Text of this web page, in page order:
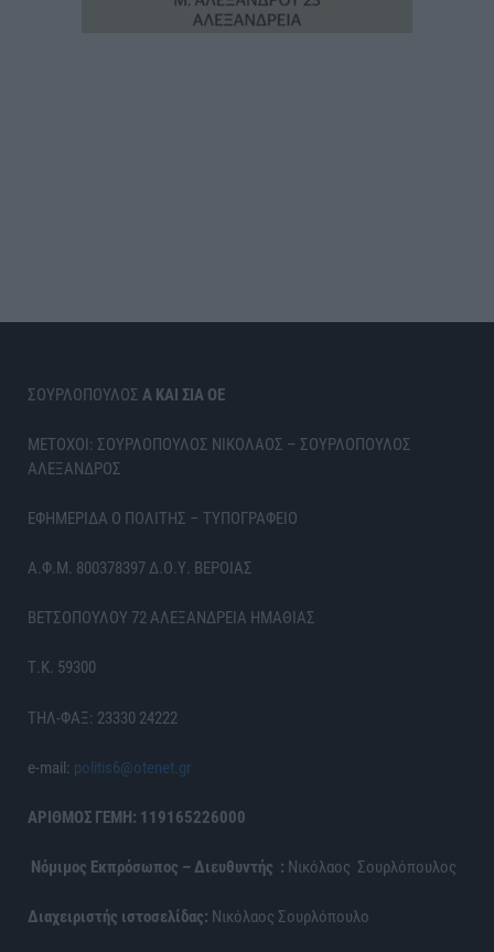
ΣΟΥΡΛΟΠΟΥΛΟΣ Α ΚΑΙ ΣΙΑ ΟΕ
ΜΕΤΟΧΟΙ: ΣΟΥΡΛΟΠΟΥΛΟΣ ΝΙΚΟΛΑΟΣ – ΣΟΥΡΛΟΠΟΥΛΟΣ
ΑΛΕΞΑΝΔΡΟΣ
ΕΦΗΜΕΡΙΔΑ Ο ΠΟΛΙΤΗΣ – ΤΥΠΟΓΡΑΦΕΙΟ
Α.Φ.Μ. 800378397 Δ.Ο.Υ. ΒΕΡΟΙΑΣ
ΒΕΤΣΟΠΟΥΛΟΥ 72 ΑΛΕΞΑΝΔΡΕΙΑ ΗΜΑΘΙΑΣ
Τ.Κ. 59300
ΤΗΛ-ΦΑΞ: 23330 24222
e-mail: politis6@otenet.gr
ΑΡΙΘΜΟΣ ΓΕΜΗ: 119165226000
Νόμιμος Εκπρόσωπος – Διευθυντής : Νικόλαος Σουρλόπουλος
Διαχειριστής ιστοσελίδας: Νικόλαος Σουρλόπουλο